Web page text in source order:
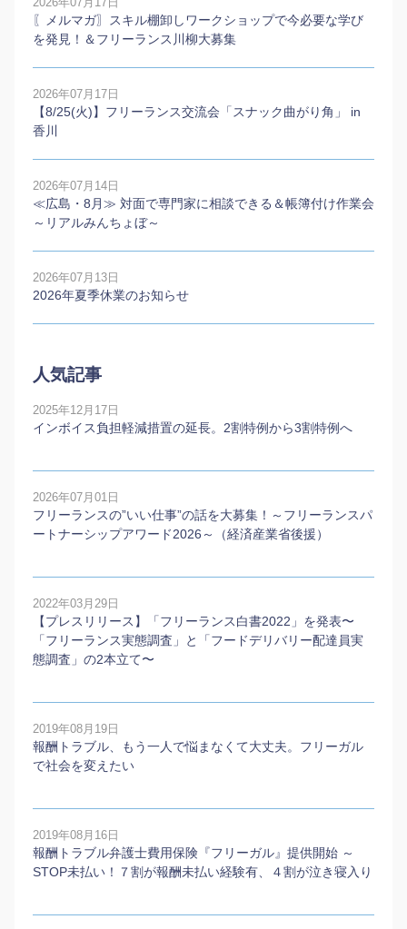
2026年07月17日
〖メルマガ〗スキル棚卸しワークショップで今必要な学び
を発見！＆フリーランス川柳大募集
2026年07月17日
【8/25(火)】フリーランス交流会「スナック曲がり角」 in
香川
2026年07月14日
≪広島・8月≫ 対面で専門家に相談できる＆帳簿付け作業会
～リアルみんちょぼ～
2026年07月13日
2026年夏季休業のお知らせ
人気記事
2025年12月17日
インボイス負担軽減措置の延長。2割特例から3割特例へ
2026年07月01日
フリーランスの”いい仕事”の話を大募集！～フリーランスパ
ートナーシップアワード2026～（経済産業省後援）
2022年03月29日
【プレスリリース】「フリーランス白書2022」を発表〜
「フリーランス実態調査」と「フードデリバリー配達員実
態調査」の2本⽴て〜
2019年08月19日
報酬トラブル、もう一人で悩まなくて大丈夫。フリーガル
で社会を変えたい
2019年08月16日
報酬トラブル弁護士費用保険『フリーガル』提供開始 ～
STOP未払い！７割が報酬未払い経験有、４割が泣き寝入り